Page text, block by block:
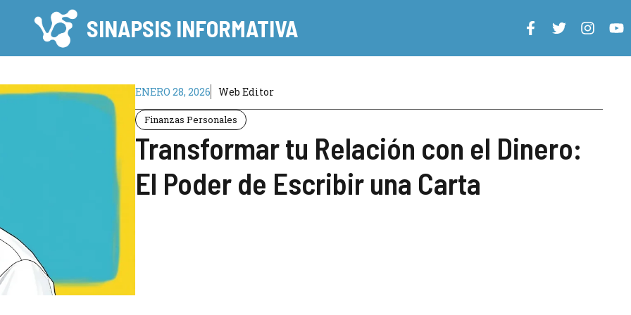
SINAPSIS INFORMATIVA
ENERO 28, 2026 Web Editor
Finanzas Personales
Transformar tu Relación con el Dinero:
El Poder de Escribir una Carta